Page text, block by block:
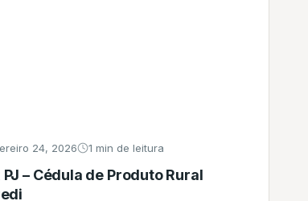
24, 2026 1 min de leitura
PJ – Cédula de Produto Rural